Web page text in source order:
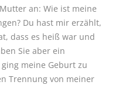
an: Wie ist meine
Du hast mir erzählt,
dass es heiß war und
Sie aber ein
meine Geburt zu
Trennung von meiner